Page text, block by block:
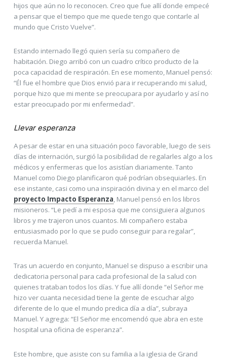
hijos que aún no lo reconocen. Creo que fue allí donde empecé
a pensar que el tiempo que me quede tengo que contarle al
mundo que Cristo Vuelve”.
Estando internado llegó quien sería su compañero de
habitación. Diego arribó con un cuadro crítico producto de la
poca capacidad de respiración. En ese momento, Manuel pensó:
“Él fue el hombre que Dios envió para ir recuperando mi salud,
porque hizo que mi mente se preocupara por ayudarlo y así no
estar preocupado por mi enfermedad”.
Llevar esperanza
A pesar de estar en una situación poco favorable, luego de seis
días de internación, surgió la posibilidad de regalarles algo a los
médicos y enfermeras que los asistían diariamente. Tanto
Manuel como Diego planificaron qué podrían obsequiarles. En
ese instante, casi como una inspiración divina y en el marco del
proyecto Impacto Esperanza , Manuel pensó en los libros
misioneros. “Le pedí a mi esposa que me consiguiera algunos
libros y me trajeron unos cuantos. Mi compañero estaba
entusiasmado por lo que se pudo conseguir para regalar”,
recuerda Manuel.
Tras un acuerdo en conjunto, Manuel se dispuso a escribir una
dedicatoria personal para cada profesional de la salud con
quienes trataban todos los días. Y fue allí donde “el Señor me
hizo ver cuanta necesidad tiene la gente de escuchar algo
diferente de lo que el mundo predica día a día”, subraya
Manuel. Y agrega: “El Señor me encomendó que abra en este
hospital una oficina de esperanza”.
Este hombre, que asiste con su familia a la iglesia de Grand